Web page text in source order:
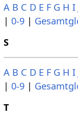
A B C D E F G H I
| 0-9|
S
A B C D E F G H I
| 0-9|
T